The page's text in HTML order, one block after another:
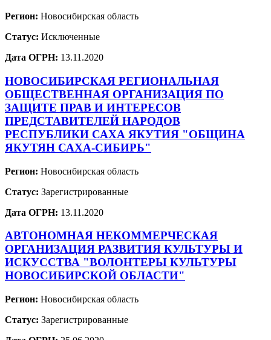
Регион: Новосибирская область
Статус: Исключенные
Дата ОГРН: 13.11.2020
НОВОСИБИРСКАЯ РЕГИОНАЛЬНАЯ
ОБЩЕСТВЕННАЯ ОРГАНИЗАЦИЯ ПО
ЗАЩИТЕ ПРАВ И ИНТЕРЕСОВ
ПРЕДСТАВИТЕЛЕЙ НАРОДОВ
РЕСПУБЛИКИ САХА ЯКУТИЯ "ОБЩИНА
ЯКУТЯН САХА-СИБИРЬ"
Регион: Новосибирская область
Статус: Зарегистрированные
Дата ОГРН: 13.11.2020
АВТОНОМНАЯ НЕКОММЕРЧЕСКАЯ
ОРГАНИЗАЦИЯ РАЗВИТИЯ КУЛЬТУРЫ И
ИСКУССТВА "ВОЛОНТЕРЫ КУЛЬТУРЫ
НОВОСИБИРСКОЙ ОБЛАСТИ"
Регион: Новосибирская область
Статус: Зарегистрированные